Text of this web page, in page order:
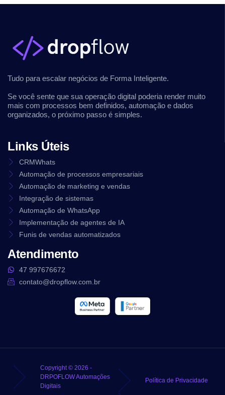
Tudo para escalar negócios de Forma Inteligente.
Se você sente que sua operação digital poderia render muito
mais com processos bem definidos, automação e dados
organizados, o próximo passo é simples.
Links Úteis
CRMWhats
Automação de processos empresariais
Automação de marketing e vendas
Integração de sistemas
Automação de WhatsApp
Implementação de agentes de IA
Funis de vendas automatizados
Atendimento
47 997676672
contato@dropflow.com.br
Copyright © 2026 -
DRPOFLOW Automações
Digitais
Política de Privacidade